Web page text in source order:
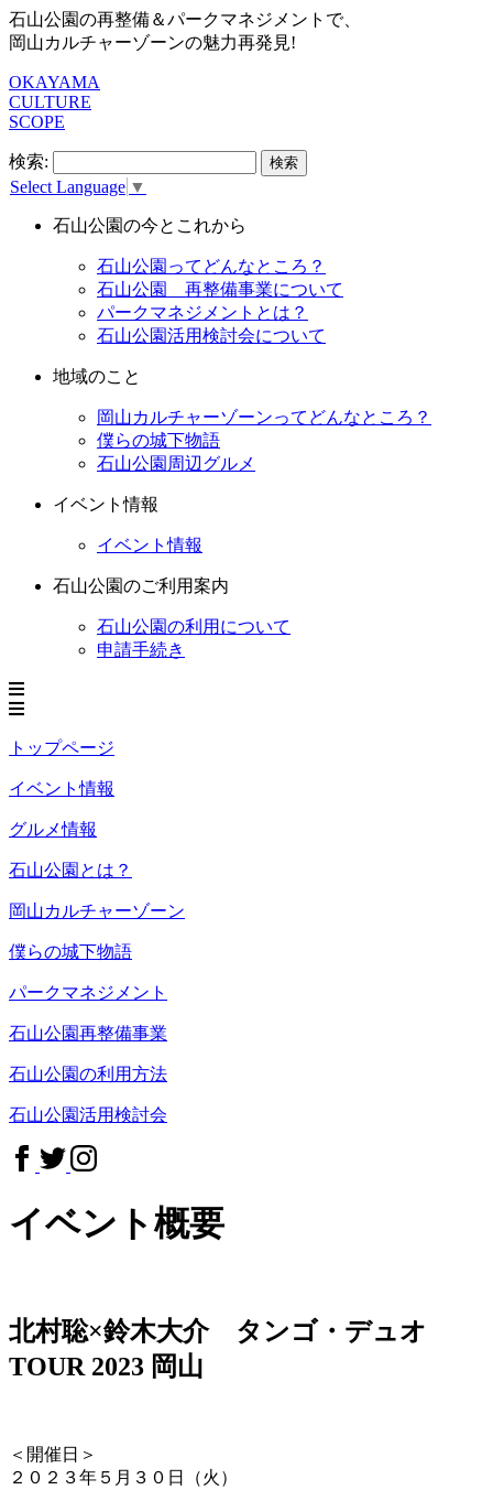
石山公園の再整備＆パークマネジメントで、
岡山カルチャーゾーンの魅力再発見!
OKAYAMA
CULTURE
SCOPE
検索:
Select Language ▼
石山公園の今とこれから
石山公園ってどんなところ？
石山公園 再整備事業について
パークマネジメントとは？
石山公園活用検討会について
地域のこと
岡山カルチャーゾーンってどんなところ？
僕らの城下物語
石山公園周辺グルメ
イベント情報
イベント情報
石山公園のご利用案内
石山公園の利用について
申請手続き
トップページ
イベント情報
グルメ情報
石山公園とは？
岡山カルチャーゾーン
僕らの城下物語
パークマネジメント
石山公園再整備事業
石山公園の利用方法
石山公園活用検討会
イベント概要
北村聡×鈴木大介 タンゴ・デュオ
TOUR 2023 岡山
＜開催日＞
２０２３年５月３０日（火）